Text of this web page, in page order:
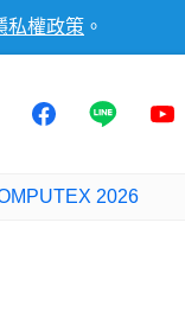
私權政策 。
2026